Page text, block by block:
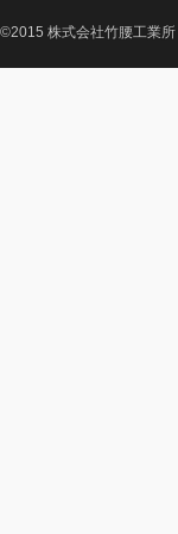
©2015 株式会社竹腰工業所